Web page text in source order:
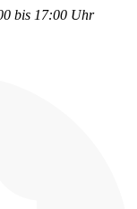
bis 17:00 Uhr